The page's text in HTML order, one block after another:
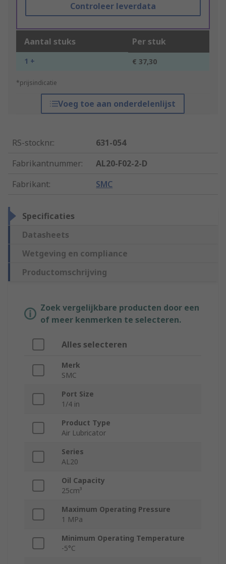
Controleer leverdata
Aantal stuks Per stuk
1 + € 37,30
*prijsindicatie
Voeg toe aan onderdelenlijst
RS-stocknr.:
631-054
Fabrikantnummer:
AL20-F02-2-D
Fabrikant: SMC
Specificaties
Datasheets
Wetgeving en compliance
Productomschrijving
Zoek vergelijkbare producten door een
of meer kenmerken te selecteren.
Alles selecteren
Merk
SMC
Port Size
1/4 in
Product Type
Air Lubricator
Series
AL20
Oil Capacity
25cm³
Maximum Operating Pressure
1 MPa
Minimum Operating Temperature
-5°C